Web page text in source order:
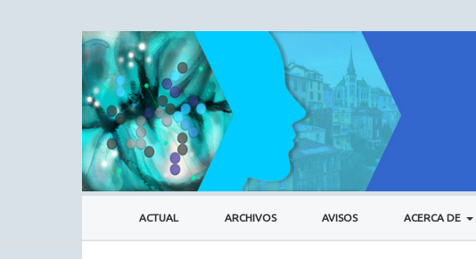
ACTUAL ARCHIVOS AVISOS ACERCA DE